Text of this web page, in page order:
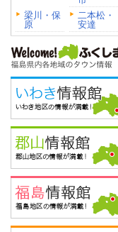
梁川・保
原
二本松・
安達